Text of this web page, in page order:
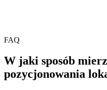
FAQ
W jaki sposób
pozycjonowania